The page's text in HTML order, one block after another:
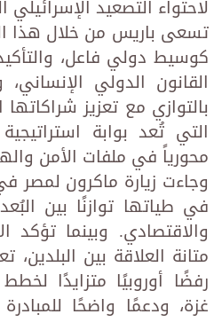
لاحتواء التصعيد الإسرائيلي
تسعى باريس من خلال هذا
كوسيط دولي فاعل،
القانون الدولي
بالتوازي مع تعزيز
التي تُعد بوابة
محورياً في ملفات الأمن
وجاءت زيارة ماكرون لمصر
في طياتها توازنًا بين
والاقتصادي. وبينما تؤكد
متانة العلاقة بين
رفضًا أوروبيًا متزايدًا
غزة، ودعمًا واضحًا